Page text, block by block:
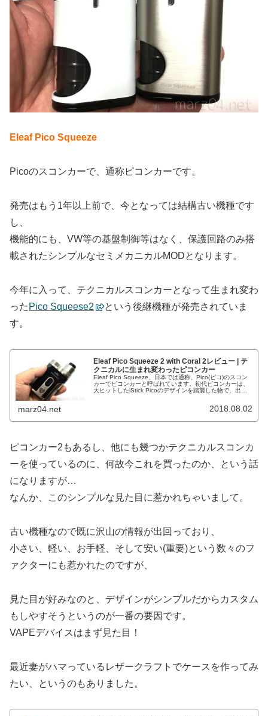
Eleaf Pico Squeeze
Picoのスコンカーで、通称ピコンカーです。
発売はもう1年以上前で、今となっては結構古い機種です
し、
機能的にも、VW等の基盤制御等はなく、保護回路のみ搭
載されたシンプルなセミメカニカルMODとなります。
今年に入って、テクニカルスコンカーとなって生まれ変わ
った Pico Squeese2
という後継機種が発売されていま
す。
Eleaf Pico Squeeze 2 with Coral 2レビュー | テ
クニカルに生まれ変わったピコンカー
Eleaf Pico Squeeze、日本では通称、Pico(ピコ)のスコン
カーでピコンカーと呼ばれています。初代ピコンカーは、
大ヒットしたiStick Picoのデザインを踏襲した物で、出力
marz04.net 2018.08.02
ピコンカー2もあるし、他にも幾つかテクニカルスコンカ
ーを使っているのに、何故今これを買ったのか、という話
になりますが…
なんか、このシンプルな見た目に惹かれちゃいまして。
古い機種なので既に沢山の情報が出回っており、
小さい、軽い、お手軽、そして安い(重要)という数々のフ
ァクターにも惹かれたのですが、
見た目が好みなのと、デザインがシンプルだからカスタム
もしやすそうというのが一番の要因です。
VAPEデバイスはまず見た目！
最近妻がハマっているレザークラフトでケースを作ってみ
たい、というのもありました。